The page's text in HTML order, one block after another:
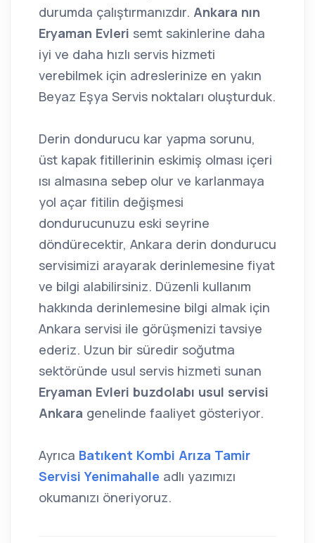
durumda çalıştırmanızdır. Ankara nın
Eryaman Evleri semt sakinlerine daha
iyi ve daha hızlı servis hizmeti
verebilmek için adreslerinize en yakın
Beyaz Eşya Servis noktaları oluşturduk.
Derin dondurucu kar yapma sorunu,
üst kapak fitillerinin eskimiş olması içeri
ısı almasına sebep olur ve karlanmaya
yol açar fitilin değişmesi
dondurucunuzu eski seyrine
döndürecektir, Ankara derin dondurucu
servisimizi arayarak derinlemesine fiyat
ve bilgi alabilirsiniz. Düzenli kullanım
hakkında derinlemesine bilgi almak için
Ankara servisi ile görüşmenizi tavsiye
ederiz. Uzun bir süredir soğutma
sektöründe usul servis hizmeti sunan
Eryaman Evleri buzdolabı usul servisi
Ankara genelinde faaliyet gösteriyor.
Ayrıca Batıkent Kombi Arıza Tamir
Servisi Yenimahalle adlı yazımızı
okumanızı öneriyoruz.